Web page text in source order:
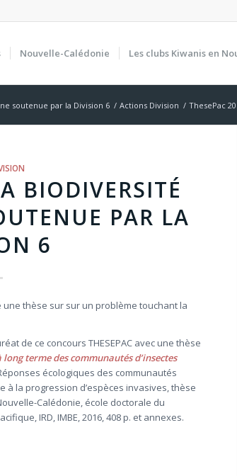
Nouvelle-Calédonie Les clubs Kiwanis en
soutenue par la Division 6 / Actions Division / ThesePac
BIODIVERSITÉ
PAR LA
6
une thèse sur sur un problème touchant la
de ce concours THESEPAC avec une thèse
terme des communautés d’insectes
écologiques des communautés
à la progression d’espèces invasives, thèse
Calédonie, école doctorale du
IRD, IMBE, 2016, 408 p. et annexes.